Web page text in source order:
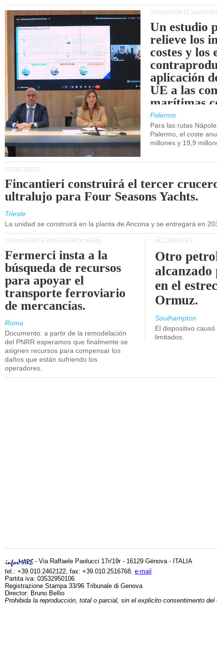
TRANSPORTE
Un estudio
relieve los
costes y los
aplicación
UE a las
marítimas
de Sicilia.
Palermo
Para las rutas
Palermo, el coste
millones y 19,9
ASTILLEROS
Fincantieri construirá el tercer
ultralujo para Four Seasons Yachts.
Trieste
La unidad se construirá en la planta de Ancona y se entregará en
TRANSPORTE POR FERROCARRIL
Fermerci insta a la
búsqueda de recursos
para apoyar el
transporte ferroviario
de mercancías.
Roma
Documento: a partir de la remodelación
del PNRR esperamos que finalmente se
asignen recursos para compensar los
daños que están sufriendo los
operadores.
ACCIDENTES
Otro
en el
Ormuz.
Southampton
El dispositivo
limitados.
- Via Raffaele Paolucci 17r/19r - 16129 Génova - ITALIA
tel.: +39.010.2462122, fax: +39.010.2516768, e-mail
Partita iva: 03532950106
Registrazione Stampa 33/96 Tribunale di Genova
Director: Bruno Bellio
Prohibida la reproducción, total o parcial, sin el explicito consentimento del